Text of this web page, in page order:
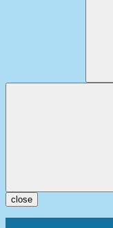
close